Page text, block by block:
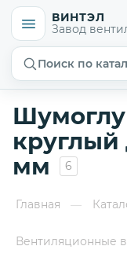
ВИНТЭЛ
Завод
Поиск по
круглый
мм
6
Главная —
Вентиляционные